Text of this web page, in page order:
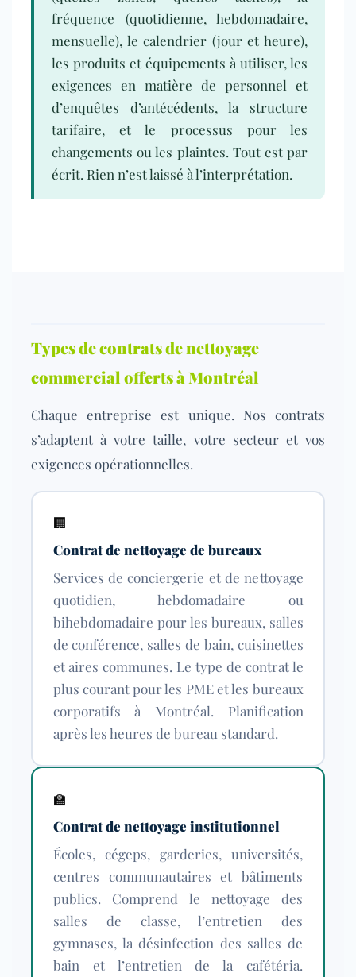
fréquence (quotidienne, hebdomadaire,
mensuelle), le calendrier (jour et heure),
les produits et équipements à utiliser, les
exigences en matière de personnel et
d’enquêtes d’antécédents, la structure
tarifaire, et le processus pour les
changements ou les plaintes. Tout est par
écrit. Rien n’est laissé à l’interprétation.
Types de contrats de nettoyage
commercial offerts à Montréal
Chaque entreprise est unique. Nos contrats
s’adaptent à votre taille, votre secteur et vos
exigences opérationnelles.
🏢
Contrat de nettoyage de bureaux
Services de conciergerie et de nettoyage
quotidien, hebdomadaire ou
bihebdomadaire pour les bureaux, salles
de conférence, salles de bain, cuisinettes
et aires communes. Le type de contrat le
plus courant pour les PME et les bureaux
corporatifs à Montréal. Planification
après les heures de bureau standard.
🏫
Contrat de nettoyage institutionnel
Écoles, cégeps, garderies, universités,
centres communautaires et bâtiments
publics. Comprend le nettoyage des
salles de classe, l’entretien des
gymnases, la désinfection des salles de
bain et l’entretien de la cafétéria.